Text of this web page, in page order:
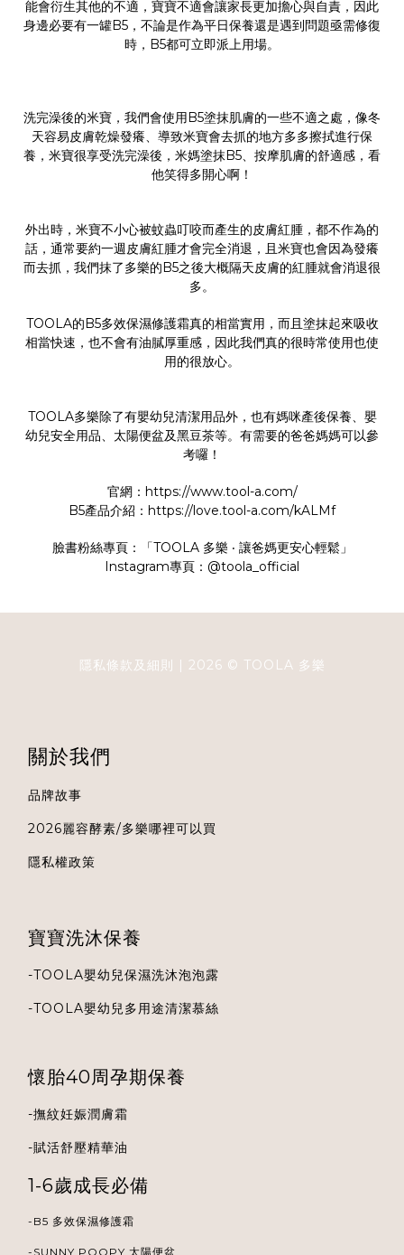
能會衍生其他的不適，寶寶不適會讓家長更加擔心與自責，因此
身邊必要有一罐B5，不論是作為平日保養還是遇到問題亟需修復
時，B5都可立即派上用場。
洗完澡後的米寶，我們會使用B5塗抹肌膚的一些不適之處，像冬
天容易皮膚乾燥發癢、導致米寶會去抓的地方多多擦拭進行保
養，米寶很享受洗完澡後，米媽塗抹B5、按摩肌膚的舒適感，看
他笑得多開心啊！
外出時，米寶不小心被蚊蟲叮咬而產生的皮膚紅腫，都不作為的
話，通常要約一週皮膚紅腫才會完全消退，且米寶也會因為發癢
而去抓，我們抹了多樂的B5之後大概隔天皮膚的紅腫就會消退很
多。
TOOLA的B5多效保濕修護霜真的相當實用，而且塗抹起來吸收
相當快速，也不會有油膩厚重感，因此我們真的很時常使用也使
用的很放心。
TOOLA多樂除了有嬰幼兒清潔用品外，也有媽咪產後保養、嬰
幼兒安全用品、太陽便盆及黑豆茶等。有需要的爸爸媽媽可以參
考囉！
官網： https://www.tool-a.com/
B5產品介紹： https://love.tool-a.com/kALMf
臉書粉絲專頁：「TOOLA 多樂 ‧ 讓爸媽更安心輕鬆」
Instagram專頁： @toola_official
隱私條款及細則 | 2026 © TOOLA 多樂
關於我們
品牌故事
2026麗容酵素/多樂哪裡可以買
隱私權政策
寶寶洗沐保養
-TOOLA嬰幼兒保濕洗沐泡泡露
-TOOLA嬰幼兒多用途清潔慕絲
懷胎40周孕期保養
-撫紋妊娠潤膚霜
-賦活舒壓精華油
1-6歲成長必備
-B5 多效保濕修護霜
- SUNNY POOPY 太陽便盆